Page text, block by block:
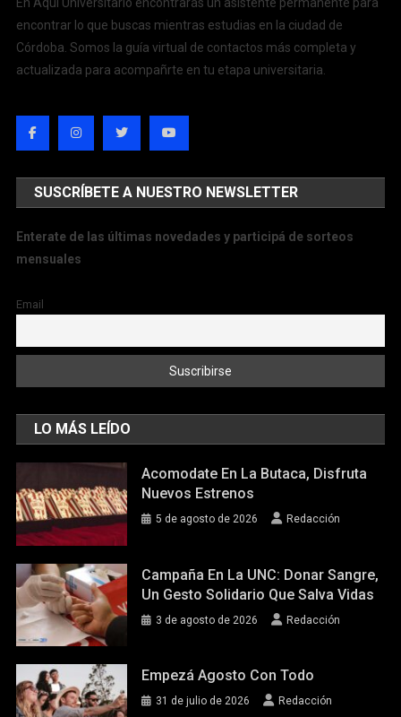
En Aquí Universitario encontrarás un asistente permanente para
encontrar lo que buscas mientras estudias en la ciudad de
Córdoba. Somos la guía virtual de contactos más completa y
actualizada para acompañrte en tu etapa universitaria.
SUSCRÍBETE A NUESTRO NEWSLETTER
Enterate de las últimas novedades y participá de sorteos
mensuales
Email
LO MÁS LEÍDO
Acomodate En La Butaca, Disfruta
Nuevos Estrenos
5 de agosto de 2026 Redacción
Campaña En La UNC: Donar Sangre,
Un Gesto Solidario Que Salva Vidas
3 de agosto de 2026 Redacción
Empezá Agosto Con Todo
31 de julio de 2026 Redacción